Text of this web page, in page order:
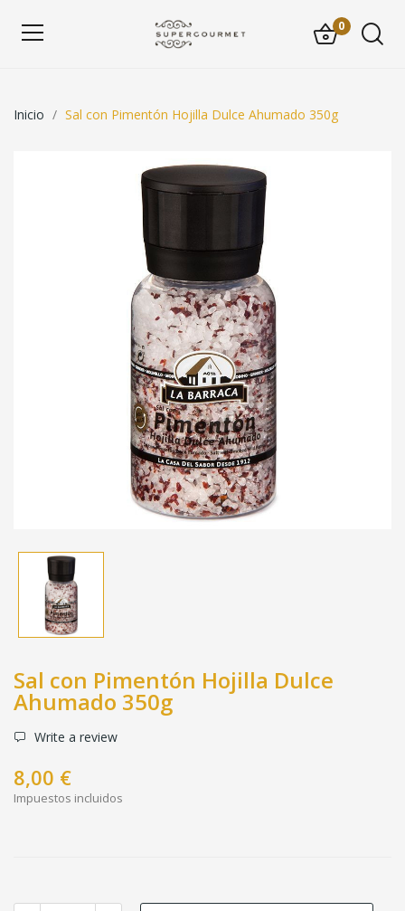
0
Inicio Sal con Pimentón Hojilla Dulce Ahumado 350g
Sal con Pimentón Hojilla Dulce
Ahumado 350g
Write a review
8,00 €
Impuestos incluidos